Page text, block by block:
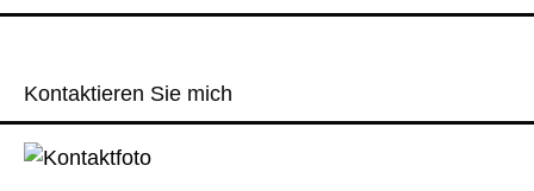
Kontaktieren Sie mich